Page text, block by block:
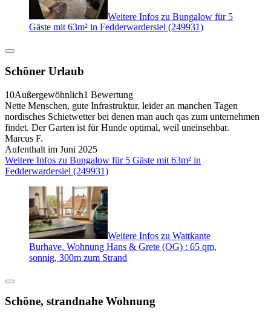
Weitere Infos zu Bungalow für 5
Gäste mit 63m² in Fedderwardersiel (249931)
Schöner Urlaub
10Außergewöhnlich1 Bewertung
Nette Menschen, gute Infrastruktur, leider an manchen Tagen
nordisches Schietwetter bei denen man auch qas zum unternehmen
findet. Der Garten ist für Hunde optimal, weil uneinsehbar.
Marcus F.
Aufenthalt im Juni 2025
Weitere Infos zu Bungalow für 5 Gäste mit 63m² in
Fedderwardersiel (249931)
Weitere Infos zu Wattkante
Burhave, Wohnung Hans & Grete (OG) : 65 qm,
sonnig, 300m zum Strand
Schöne, strandnahe Wohnung